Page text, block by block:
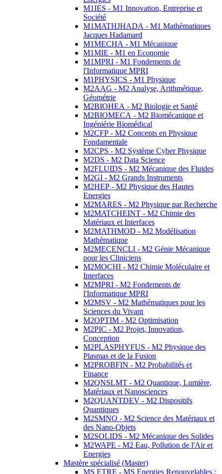
M1IES - M1 Innovation, Entreprise et
Société
M1MATHJHADA - M1 Mathématiques
Jacques Hadamard
M1MECHA - M1 Mécanique
M1MIE - M1 en Economie
M1MPRI - M1 Fondements de
l'Informatique MPRI
M1PHYSICS - M1 Physique
M2AAG - M2 Analyse, Arithmétique,
Géométrie
M2BIOHEA - M2 Biologie et Santé
M2BIOMECA - M2 Biomécanique et
Ingéniérie Biomédical
M2CFP - M2 Concepts en Physique
Fondamentale
M2CPS - M2 Système Cyber Physique
M2DS - M2 Data Science
M2FLUIDS - M2 Mécanique des Fluides
M2GI - M2 Grands Instruments
M2HEP - M2 Physique des Hautes
Energies
M2MARES - M2 Physique par Recherche
M2MATCHEINT - M2 Chimie des
Matériaux et Interfaces
M2MATHMOD - M2 Modélisation
Mathématique
M2MECENCLI - M2 Génie Mécanique
pour les Cliniciens
M2MOCHI - M2 Chimie Moléculaire et
Interfaces
M2MPRI - M2 Fondements de
l'Informatique MPRI
M2MSV - M2 Mathématiques pour les
Sciences du Vivant
M2OPTIM - M2 Optimisation
M2PIC - M2 Projet, Innovation,
Conception
M2PLASPHYFUS - M2 Physique des
Plasmas et de la Fusion
M2PROBFIN - M2 Probabilités et
Finance
M2QNSLMT - M2 Quantique, Lumière,
Matériaux et Nanosciences
M2QUANTDEV - M2 Dispositifs
Quantiques
M2SMNO - M2 Science des Matériaux et
des Nano-Objets
M2SOLIDS - M2 Mécanique des Solides
M2WAPE - M2 Eau, Pollution de l'Air et
Energies
Mastère spécialisé (Master)
MS ETRE - MS Energies Renouvelables :